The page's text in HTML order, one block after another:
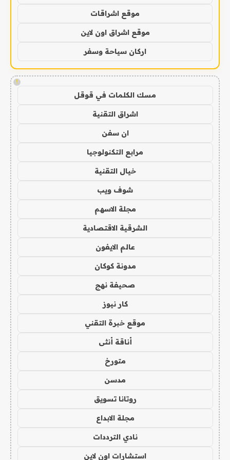
موقع اشراقات
موقع اشراق اون لاين
اركان سياحة وسفر
!
مسك الكلمات في قوقل
اشراق التقنية
ان سفن
مرابع التكنولوجيا
خيال التقنية
شوف ويب
مجلة الاسهم
الشرقية الاقتصادية
عالم الايفون
مدونة كوكان
صحيفة نهج
كار نيوز
موقع خبرة التقني
أناقة أنثى
متورخ
مدسن
روتانا تسويق
مجلة الابداع
نادي الترددات
استشارات اون لاين